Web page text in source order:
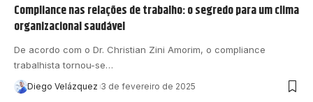
Compliance nas relações de trabalho: o segredo para um clima
organizacional saudável
De acordo com o Dr. Christian Zini Amorim, o compliance
trabalhista tornou-se…
Diego Velázquez 3 de fevereiro de 2025